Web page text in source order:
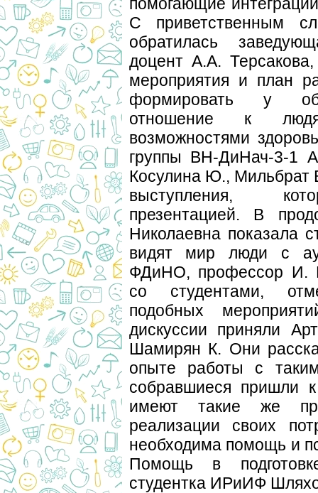
С приветственным
обратилась
доцент А.А.
мероприятия и план
формировать у
отношение к
возможностями
группы ВН-ДиНач-3-1
Косулина Ю., Мильбрат
выступления,
презентацией. В
Николаевна показала
видят мир люди с
ФДиНО, профессор И.
со студентами,
подобных
дискуссии приняли
Шамирян К. Они
опыте работы с
собравшиеся пришли
имеют такие же
реализации своих
необходима помощь и
Помощь в
студентка ИРиИФ